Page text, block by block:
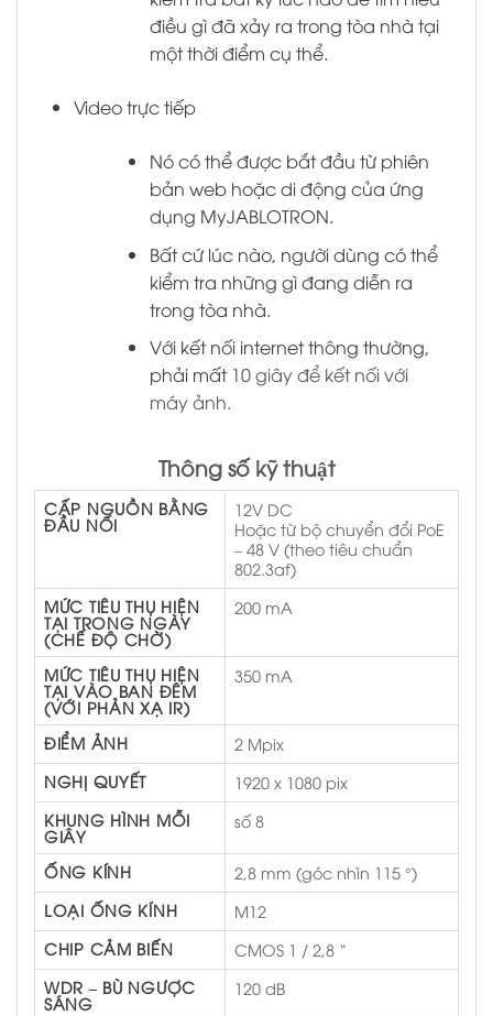
điều gì đã xảy ra trong tòa nhà tại
một thời điểm cụ thể.
Video trực tiếp
Nó có thể được bắt đầu từ phiên
bản web hoặc di động của ứng
dụng MyJABLOTRON.
Bất cứ lúc nào, người dùng có thể
kiểm tra những gì đang diễn ra
trong tòa nhà.
Với kết nối internet thông thường,
phải mất 10 giâyđể kết nối với
máy ảnh.
Thông số kỹ thuật
CẤP NGUỒN BẰNG
ĐẦU NỐI
12V DC
Hoặc từ bộ chuyển đổi PoE
– 48 V (theo tiêu chuẩn
802.3af)
MỨC TIÊU THỤ HIỆN
TẠI TRONG NGÀY
(CHẾ ĐỘ CHỜ)
200 mA
MỨC TIÊU THỤ HIỆN
TẠI VÀO BAN ĐÊM
(VỚI PHẢN XẠ IR)
350 mA
ĐIỂM ẢNH
2 Mpix
NGHỊ QUYẾT
1920 x 1080 pix
KHUNG HÌNH MỖI
GIÂY
số 8
ỐNG KÍNH
2,8 mm (góc nhìn 115 °)
LOẠI ỐNG KÍNH
M12
CHIP CẢM BIẾN
CMOS 1 / 2,8 “
WDR – BÙ NGƯỢC
SÁNG
120 dB